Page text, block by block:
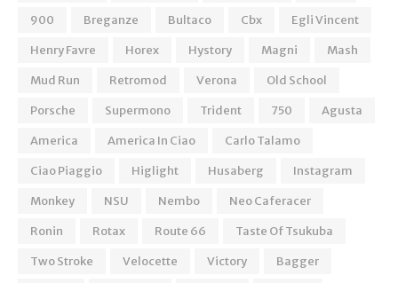
900
Breganze Bultaco Cbx
Egli Vincent
Henry Favre
Horex Hystory Magni
Mash
Mud Run
Retromod Verona
Old School
Porsche
Supermono Trident 750
Agusta
America
America In Ciao
Carlo Talamo
Ciao Piaggio
Higlight Husaberg
Instagram
Monkey
NSU Nembo
Neo Caferacer
Ronin
Rotax Route 66
Taste Of Tsukuba
Two Stroke
Velocette Victory
Bagger